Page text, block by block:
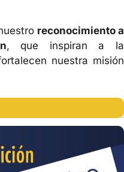
reconocimiento a
, que inspiran a la
nuestra misión